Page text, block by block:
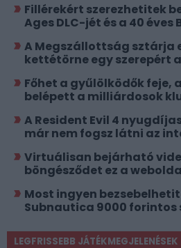
Fillérekért szerezhetitek
Ages DLC-jét és a 40
A Megszállottság sztárja
kettétörne egy szerepért
Főhet a gyűlölködők feje,
belépett a milliárdosok
A Resident Evil 4
már nem fogsz látni az
Virtuálisan bejárható
böngésződet ez a
Most ingyen
Subnautica 9000 forintos
LEGFRISSEBB JÁTÉKMEGJELENÉSEK